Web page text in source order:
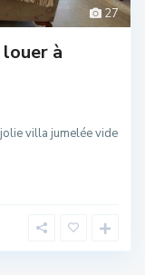
27
à
villa jumelée vide